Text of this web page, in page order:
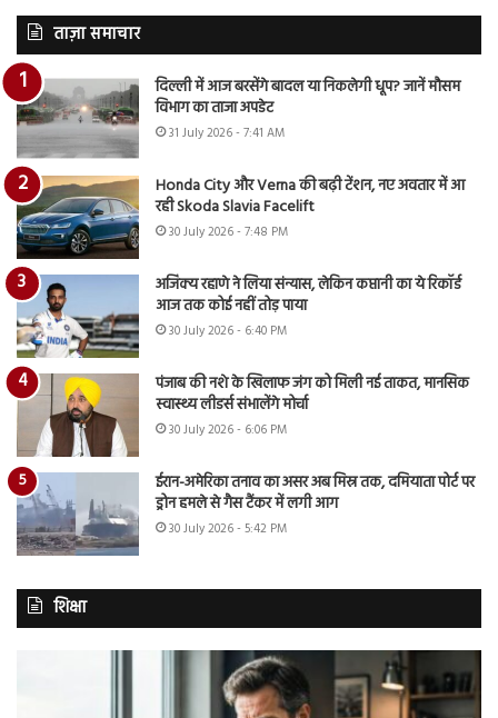
ताज़ा समाचार
दिल्ली में आज बरसेंगे बादल या निकलेगी धूप? जानें मौसम
विभाग का ताजा अपडेट
31 July 2026 - 7:41 AM
Honda City और Verna की बढ़ी टेंशन, नए अवतार में आ
रही Skoda Slavia Facelift
30 July 2026 - 7:48 PM
अजिंक्य रहाणे ने लिया संन्यास, लेकिन कप्तानी का ये रिकॉर्ड
आज तक कोई नहीं तोड़ पाया
30 July 2026 - 6:40 PM
पंजाब की नशे के खिलाफ जंग को मिली नई ताकत, मानसिक
स्वास्थ्य लीडर्स संभालेंगे मोर्चा
30 July 2026 - 6:06 PM
ईरान-अमेरिका तनाव का असर अब मिस्र तक, दमियाता पोर्ट पर
ड्रोन हमले से गैस टैंकर में लगी आग
30 July 2026 - 5:42 PM
शिक्षा